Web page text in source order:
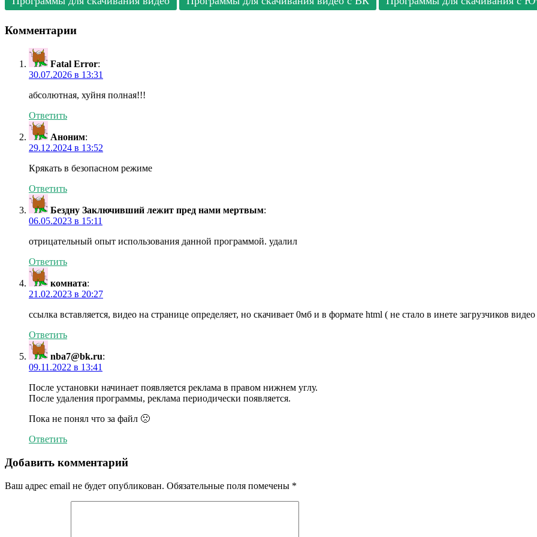
Комментарии
Fatal Error:
30.07.2026 в 13:31
абсолютная, хуйня полная!!!
Ответить
Аноним:
29.12.2024 в 13:52
Крякать в безопасном режиме
Ответить
Бездну Заключивший лежит пред нами мертвым:
06.05.2023 в 15:11
отрицательный опыт использования данной программой. удалил
Ответить
комната:
21.02.2023 в 20:27
ссылка вставляется, видео на странице определяет, но скачивает 0мб и в формате html ( не стало в инете загрузчиков
Ответить
nba7@bk.ru:
09.11.2022 в 13:41
После установки начинает появляется реклама в правом нижнем углу.
После удаления программы, реклама периодически появляется.
Пока не понял что за файл 🙁
Ответить
Добавить комментарий
Ваш адрес email не будет опубликован. Обязательные поля помечены *